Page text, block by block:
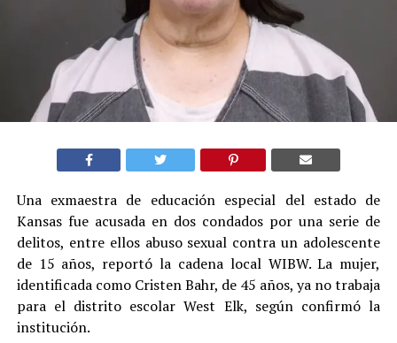
Una exmaestra de educación especial del estado de
Kansas fue acusada en dos condados por una serie de
delitos, entre ellos abuso sexual contra un adolescente
de 15 años, reportó la cadena local WIBW. La mujer,
identificada como Cristen Bahr, de 45 años, ya no trabaja
para el distrito escolar West Elk, según confirmó la
institución.